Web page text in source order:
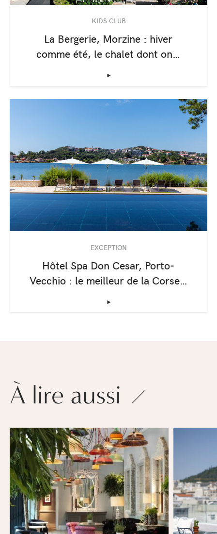
KIDS CLUB
La Bergerie, Morzine : hiver
comme été, le chalet dont on…
‣
EXCEPTION
Hôtel Spa Don Cesar, Porto-
Vecchio : le meilleur de la Corse…
‣
À lire aussi